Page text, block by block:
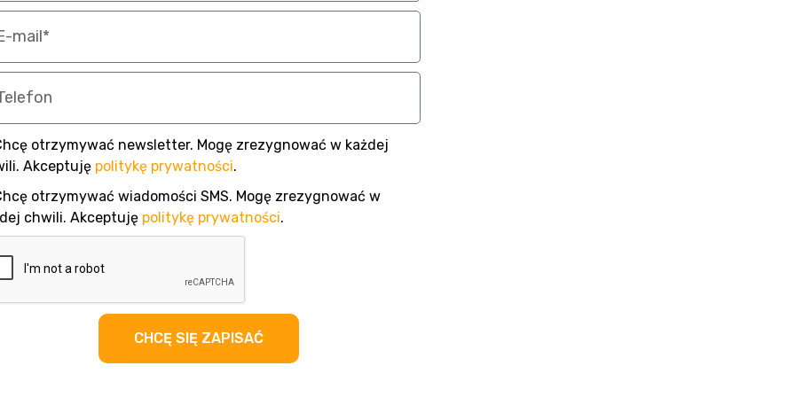
otrzymywać newsletter. Mogę zrezygnować w każdej
Akceptuję politykę prywatności.
otrzymywać wiadomości SMS. Mogę zrezygnować w
chwili. Akceptuję politykę prywatności.
CHCĘ SIĘ ZAPISAĆ